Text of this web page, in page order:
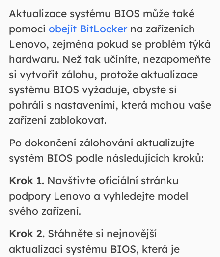
Aktualizace systému BIOS může také
pomoci obejít BitLockerna zařízeních
Lenovo, zejména pokud se problém týká
hardwaru. Než tak učiníte, nezapomeňte
si vytvořit zálohu, protože aktualizace
systému BIOS vyžaduje, abyste si
pohráli s nastaveními, která mohou vaše
zařízení zablokovat.
Po dokončení zálohování aktualizujte
systém BIOS podle následujících kroků:
Krok 1.Navštivte oficiální stránku
podpory Lenovo a vyhledejte model
svého zařízení.
Krok 2.Stáhněte si nejnovější
aktualizaci systému BIOS, která je